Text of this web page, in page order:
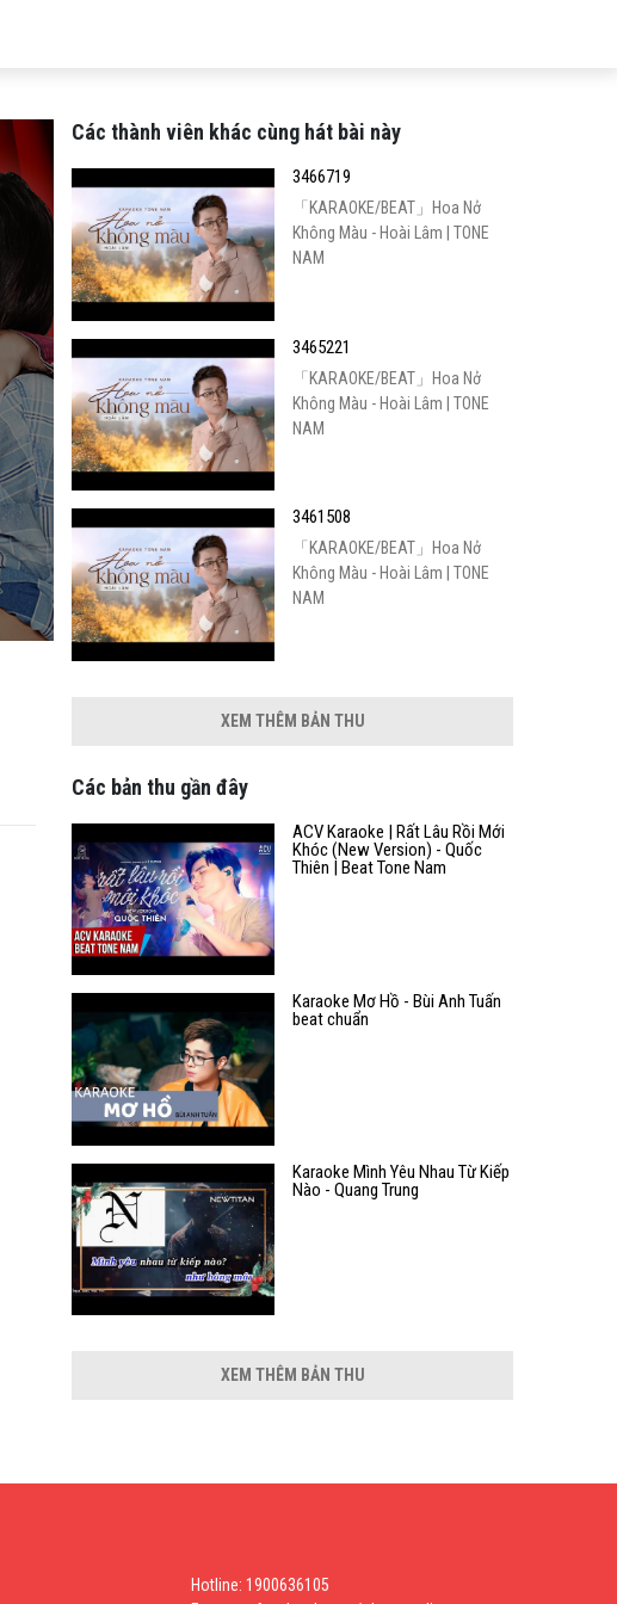
Các thành viên khác cùng hát bài này
3466719
「KARAOKE/BEAT」Hoa Nở
Không Màu - Hoài Lâm | TONE
NAM
3465221
「KARAOKE/BEAT」Hoa Nở
Không Màu - Hoài Lâm | TONE
NAM
3461508
「KARAOKE/BEAT」Hoa Nở
Không Màu - Hoài Lâm | TONE
NAM
XEM THÊM BẢN THU
Các bản thu gần đây
ACV Karaoke | Rất Lâu Rồi Mới
Khóc (New Version) - Quốc
Thiên | Beat Tone Nam
Karaoke Mơ Hồ - Bùi Anh Tuấn
beat chuẩn
Karaoke Mình Yêu Nhau Từ Kiếp
Nào - Quang Trung
XEM THÊM BẢN THU
Hotline: 1900636105